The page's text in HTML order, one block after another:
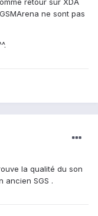
retour sur XDA
ne sont pas
la qualité du son
ancien SGS .